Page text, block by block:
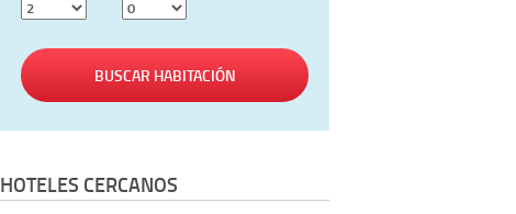
BUSCAR HABITACIÓN
HOTELES CERCANOS